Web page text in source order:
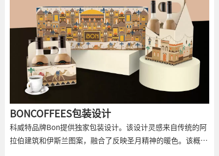
BONCOFFEES包装设计
科威特品牌Bon提供独家包装设计。该设计灵感来自传统的阿
拉伯建筑和伊斯兰图案，融合了反映圣月精神的暖色。该概念